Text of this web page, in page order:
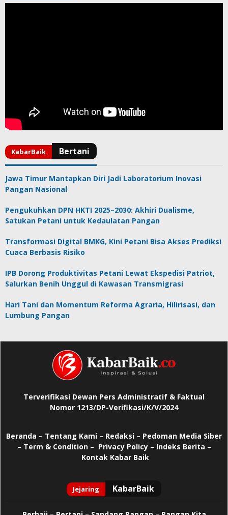
Jawa Timur Mantapkan Diri Jadi Laboratorium Inovasi
Pangan Nasional
Pengukuhkan DPN HKTI 2025–2030: Akhiri Dualisme,
Satukan Petani untuk Kedaulatan Pangan
Transformasi Digital BMKG, Kini Petani Bisa Akses Prediksi
Cuaca Berbasis Risiko
IPB Dorong Produktivitas Petani Lewat Ekspedisi Patriot,
Salurkan Benih Unggul di Kawasan Transmigrasi
Hari Tani dan Momentum Reforma Agraria, Hilirisasi, dan
Lumbung Pangan
Terverifikasi Dewan Pers Administratif & Faktual
Nomor 1213/DP-Verifikasi/K/V/2024
Beranda – Tentang Kami – Redaksi – Pedoman Media Siber
– Term & Condition – Privacy Policy– Indeks Berita –
Kontak Kabar Baik